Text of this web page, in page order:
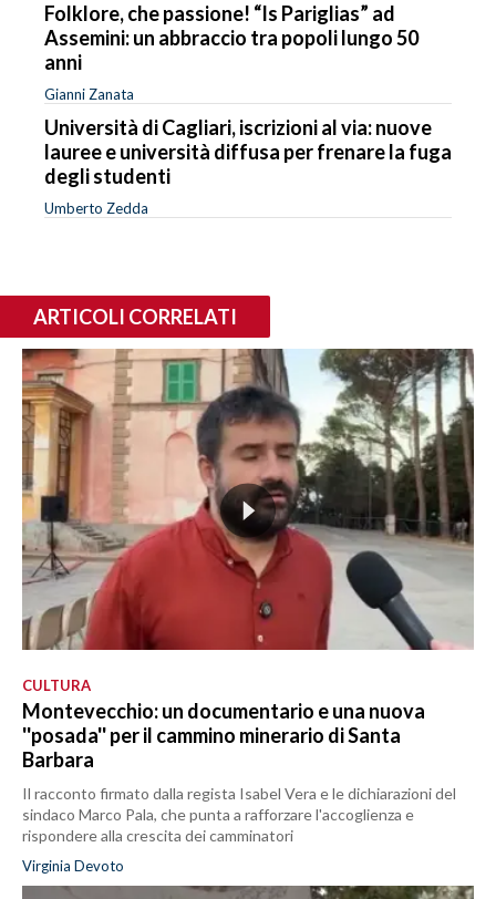
Folklore, che passione! “Is Pariglias” ad
Assemini: un abbraccio tra popoli lungo 50
anni
Gianni Zanata
Università di Cagliari, iscrizioni al via: nuove
lauree e università diffusa per frenare la fuga
degli studenti
Umberto Zedda
ARTICOLI CORRELATI
CULTURA
Montevecchio: un documentario e una nuova
''posada'' per il cammino minerario di Santa
Barbara
Il racconto firmato dalla regista Isabel Vera e le dichiarazioni del
sindaco Marco Pala, che punta a rafforzare l'accoglienza e
rispondere alla crescita dei camminatori
Virginia Devoto